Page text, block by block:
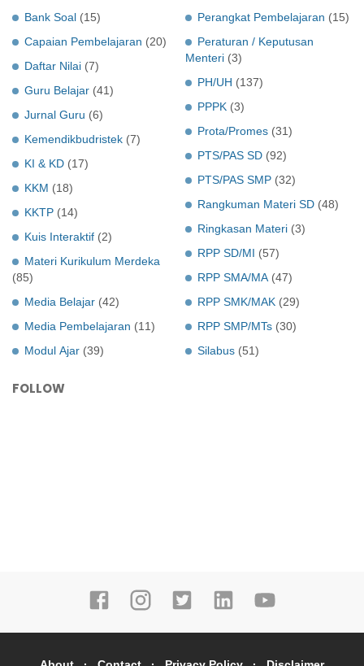
Bank Soal (15)
Capaian Pembelajaran (20)
Daftar Nilai (7)
Guru Belajar (41)
Jurnal Guru (6)
Kemendikbudristek (7)
KI & KD (17)
KKM (18)
KKTP (14)
Kuis Interaktif (2)
Materi Kurikulum Merdeka
(85)
Media Belajar (42)
Media Pembelajaran (11)
Modul Ajar (39)
Perangkat Pembelajaran (15)
Peraturan / Keputusan
Menteri (3)
PH/UH (137)
PPPK (3)
Prota/Promes (31)
PTS/PAS SD (92)
PTS/PAS SMP (32)
Rangkuman Materi SD (48)
Ringkasan Materi (3)
RPP SD/MI (57)
RPP SMA/MA (47)
RPP SMK/MAK (29)
RPP SMP/MTs (30)
Silabus (51)
FOLLOW